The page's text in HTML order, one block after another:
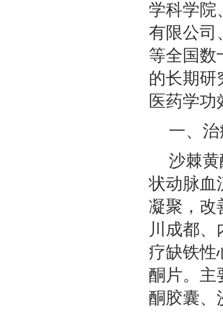
学科学院
有限公司
等全国数
的长期研
医药学功
一、
沙棘
状动脉血
凝聚，改
川成都
疗缺铁性
酮片。主
酮胶囊、